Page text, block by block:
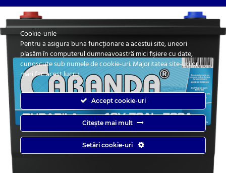
SC. CARANDA BATERII SRL. | SR EN ISO 9001:2015, SR EN ISO 14001:2015, SR
ISO 45001:2018 |
ANPC
| Prelucrarea datelor cu caracter personal | Politica de confidentialitate
Caranda.ro este un magazin online cu baterii pentru automobile, camioane,
autobuze, vagoane, motociclete, tractiune, stationare si aplicatii industriale.
Web Design byEnd Soft Design
Cookie-urile
Pentru a asigura buna funcționare a acestui site, uneori
plasăm în computerul dumneavoastră mici fișiere cu date,
cunoscute sub numele de cookie-uri. Majoritatea site-urilor
mari fac acest lucru.
Accept cookie-uri
Citește mai mult
Setări cookie-uri